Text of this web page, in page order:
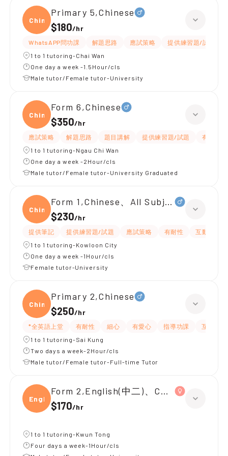
Chine
Primary 5,Chinese
$180/hr
WhatsAPP問功課 解題思路 應試策略 提供練習題/試題
1 to 1 tutoring-Chai Wan
One day a week -1.5Hour/cls
Male tutor/Female tutor-University
Chine
Form 6,Chinese
$350/hr
應試策略 解題思路 題目講解 提供練習題/試題
有耐性
1 to 1 tutoring-Ngau Chi Wan
One day a week -2Hour/cls
Male tutor/Female tutor-University Graduated
Chine
Form 1,Chinese、All Subjects
$230/hr
提供筆記 提供練習題/試題 應試策略 有耐性
互動教學
1 to 1 tutoring-Kowloon City
One day a week -1Hour/cls
Female tutor-University
Chine
Primary 2,Chinese
$250/hr
*全英語上堂 有耐性 細心 有愛心 指導功課
互動教學
1 to 1 tutoring-Sai Kung
Two days a week-2Hour/cls
Male tutor/Female tutor-Full-time Tutor
Engli
Form 2,English(中二)、Chinese(中二)
$170/hr
1 to 1 tutoring-Kwun Tong
Four days a week-1Hour/cls